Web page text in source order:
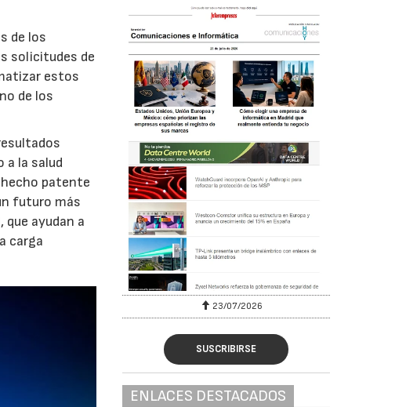
de los
solicitudes de
estos
de los
a la salud
hecho patente
futuro más
ayudan a
carga
23/07/2026
SUSCRIBIRSE
ENLACES DESTACADOS